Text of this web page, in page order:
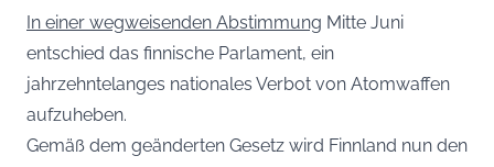
In einer wegweisenden Abstimmung Mitte Juni
entschied das finnische Parlament, ein
jahrzehntelanges nationales Verbot von Atomwaffen
aufzuheben.
Gemäß dem geänderten Gesetz wird Finnland nun den